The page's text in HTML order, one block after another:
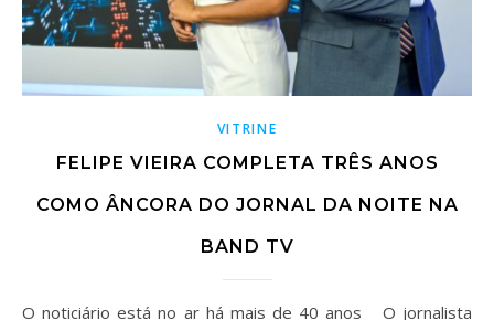
VITRINE
FELIPE VIEIRA COMPLETA TRÊS ANOS
COMO ÂNCORA DO JORNAL DA NOITE NA
BAND TV
O noticiário está no ar há mais de 40 anos O jornalista